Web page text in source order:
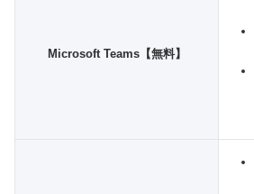
Microsoft Teams【無料】